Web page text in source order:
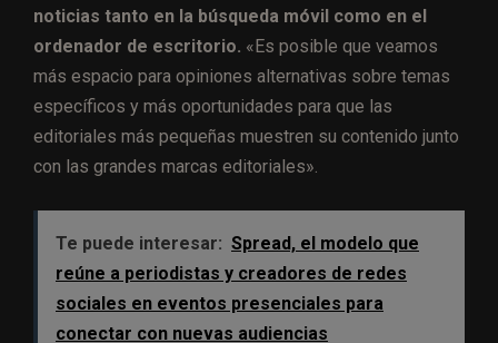
noticias tanto en la búsqueda móvil como en el
ordenador de escritorio. «Es posible que veamos
más espacio para opiniones alternativas sobre temas
específicos y más oportunidades para que las
editoriales más pequeñas muestren su contenido junto
con las grandes marcas editoriales».
Te puede interesar: Spread, el modelo que
reúne a periodistas y creadores de redes
sociales en eventos presenciales para
conectar con nuevas audiencias